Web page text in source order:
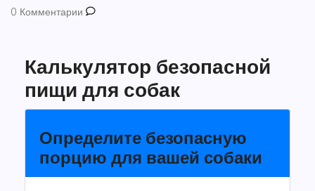
0 Комментарии
Калькулятор безопасной
пищи для собак
Определите безопасную
порцию для вашей собаки